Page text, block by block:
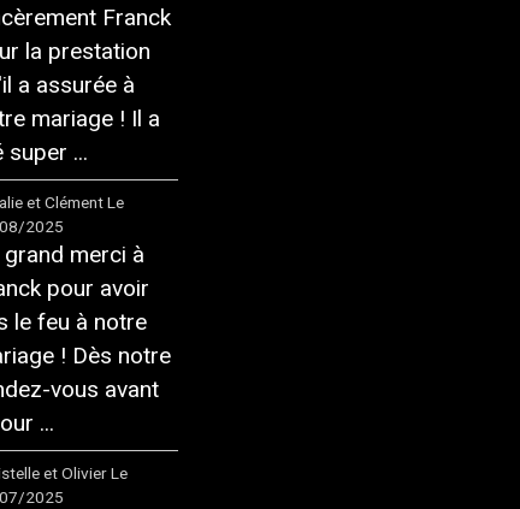
Franck
la prestation
a assurée à
mariage ! Il a
super ...
et Clément Le
2025
grand merci à
pour avoir
le feu à notre
! Dès notre
vous avant
...
et Olivier Le
2025